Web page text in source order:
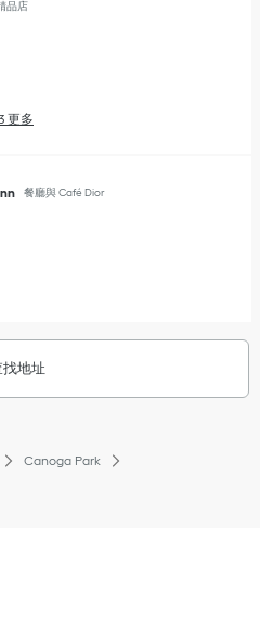
品店
更多
餐廳與 Café Dior
找地址
Canoga Park